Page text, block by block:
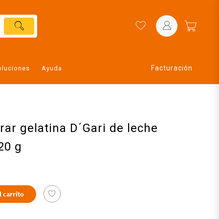
Ayuda Facturación
gelatina D´Gari de leche
g
carrito